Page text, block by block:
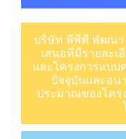
บริษัท พีพีพี พัฒนา
เสนอที่มีรายละเ
และโครงการแบบ
ปัจจุบันและอน
ประมาณของโคร